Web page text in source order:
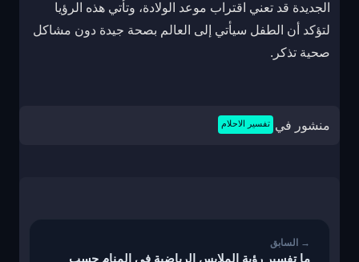
الجديدة قد تعني اقتراب موعد الولادة، وتأتي هذه الرؤيا
لتؤكد أن الطفل سيأتي إلى العالم بصحة جيدة دون مشاكل
صحية تذكر.
منشور في تفسير الاحلام
ما تفسير رؤية الملابس الرياضية في المنام حسب